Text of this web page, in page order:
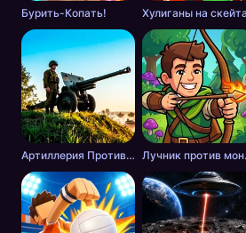
Бурить-Копать! Хулиганы на
Артиллерия Против Танков